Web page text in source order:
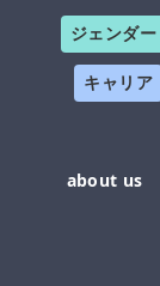
ジェンダー
キャリア
about us